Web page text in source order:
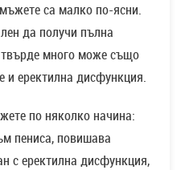
са малко по-ясни.
да получи пълна
много може също
и еректилна дисфункция.
по няколко начина:
пениса, повишава
с еректилна дисфункция,